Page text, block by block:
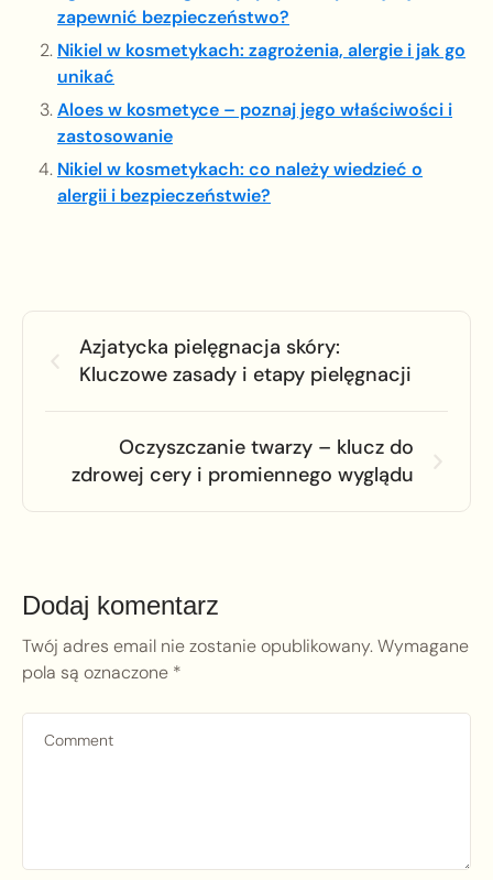
zapewnić bezpieczeństwo?
Nikiel w kosmetykach: zagrożenia, alergie i jak go
unikać
Aloes w kosmetyce – poznaj jego właściwości i
zastosowanie
Nikiel w kosmetykach: co należy wiedzieć o
alergii i bezpieczeństwie?
Azjatycka pielęgnacja skóry:
Kluczowe zasady i etapy pielęgnacji
Oczyszczanie twarzy – klucz do
zdrowej cery i promiennego wyglądu
Dodaj komentarz
Twój adres email nie zostanie opublikowany.Wymagane
pola są oznaczone *